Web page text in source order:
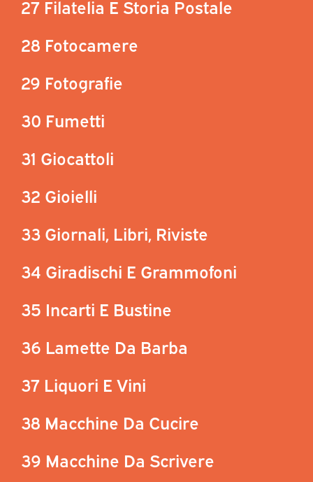
27 Filatelia E Storia Postale
28 Fotocamere
29 Fotografie
30 Fumetti
31 Giocattoli
32 Gioielli
33 Giornali, Libri, Riviste
34 Giradischi E Grammofoni
35 Incarti E Bustine
36 Lamette Da Barba
37 Liquori E Vini
38 Macchine Da Cucire
39 Macchine Da Scrivere